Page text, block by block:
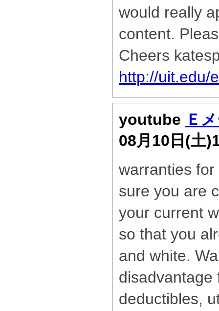
would really
content.
Cheers
http://uit.edu/
youtube Ｅ
08月10日(土
warranties
sure you are
your current
so that you
and white.
disadvantage
deductibles,